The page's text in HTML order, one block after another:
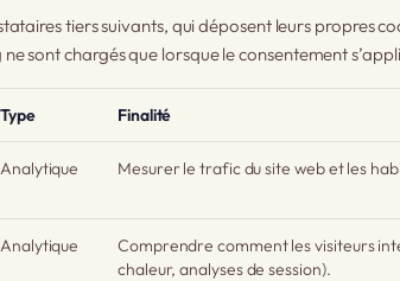
tiers suivants, qui déposent leurs propres
sont chargés que lorsque le consentement
Type Finalité
Analytique Mesurer le trafic du site web et les
Analytique
Comprendre comment les visiteurs
chaleur, analyses de session).